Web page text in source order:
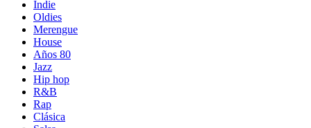
Indie
Oldies
Merengue
House
Años 80
Jazz
Hip hop
R&B
Rap
Clásica